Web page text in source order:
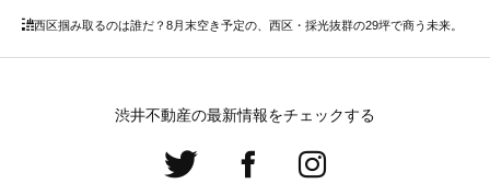
掴み取るのは誰だ？8月末空き予定の、西区・採光抜群の29坪で商う未来。
西区
渋井不動産の最新情報をチェックする